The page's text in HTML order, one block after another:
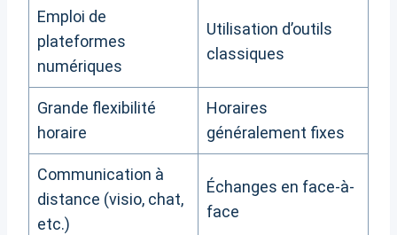
Emploi de
plateformes
numériques
Utilisation d’outils
classiques
Grande flexibilité
horaire
Horaires
généralement fixes
Communication à
distance (visio, chat,
etc.)
Échanges en face-à-
face